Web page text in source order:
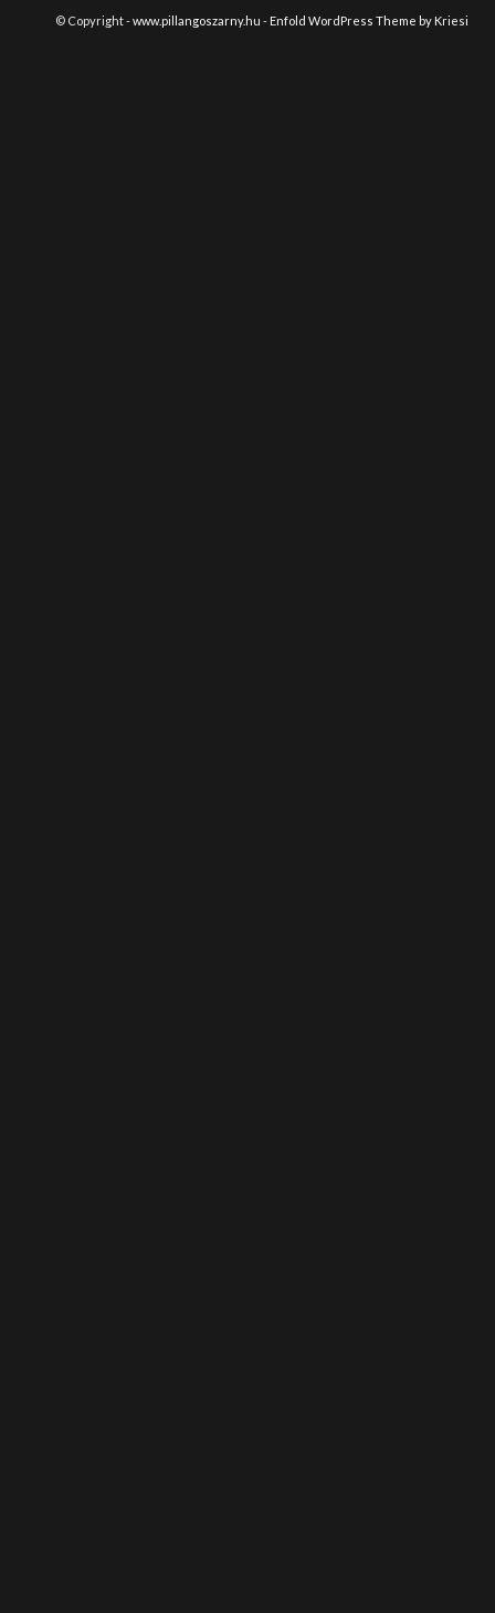
© Copyright -www.pillangoszarny.hu - Enfold WordPress Theme by Kriesi